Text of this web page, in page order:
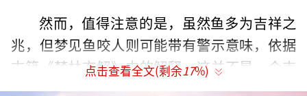
然而，值得注意的是，虽然鱼多为吉祥之
兆，但梦见鱼咬人则可能带有警示意味，依据
古籍《梦林玄解》中的解释，这并不是一个吉
利的梦，可能预示会有不顺利的事情发生。例
点击查看全文(剩余17%)